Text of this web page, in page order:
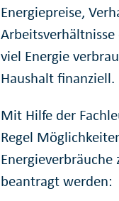
Energiepreise,
viel Energie
Haushalt finanziell.
Mit Hilfe der
Regel
Energieverbräuche
beantragt werden: